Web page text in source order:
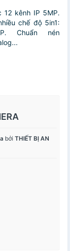
12 kênh IP 5MP.
chế độ 5in1:
Chuẩn nén
bởi THIẾT BỊ AN